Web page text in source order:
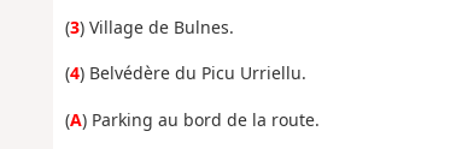
(3) Village de Bulnes.
(4) Belvédère du Picu Urriellu.
(A) Parking au bord de la route.